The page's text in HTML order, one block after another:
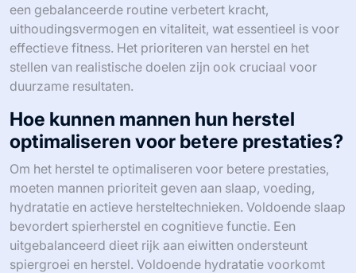
een gebalanceerde routine verbetert kracht,
uithoudingsvermogen en vitaliteit, wat essentieel is voor
effectieve fitness. Het prioriteren van herstel en het
stellen van realistische doelen zijn ook cruciaal voor
duurzame resultaten.
Hoe kunnen mannen hun herstel
optimaliseren voor betere prestaties?
Om het herstel te optimaliseren voor betere prestaties,
moeten mannen prioriteit geven aan slaap, voeding,
hydratatie en actieve hersteltechnieken. Voldoende slaap
bevordert spierherstel en cognitieve functie. Een
uitgebalanceerd dieet rijk aan eiwitten ondersteunt
spiergroei en herstel. Voldoende hydratatie voorkomt